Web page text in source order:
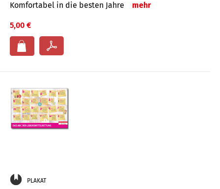
Komfortabel in die besten Jahre mehr
5,00 €
PLAKAT